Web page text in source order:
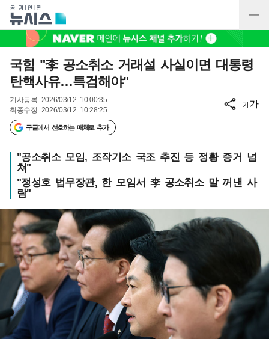
국힘 "李 공소취소 거래설 사실이면 대통령
탄핵사유…특검해야"
기사등록 2026/03/12 10:00:35
최종수정 2026/03/12 10:28:25
구글에서 선호하는 매체로 추가
가가
"공소취소 모임, 조작기소 국조 추진 등 정황 증거 넘
쳐"
"정성호 법무장관, 한 모임서 李 공소취소 말 꺼낸 사
람"